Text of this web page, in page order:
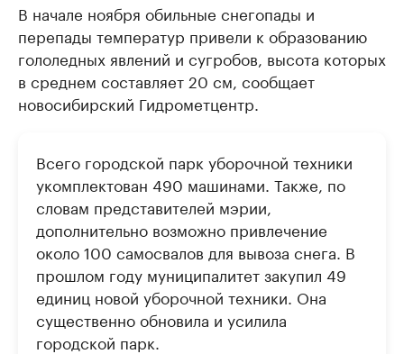
В начале ноября обильные снегопады и
перепады температур привели к образованию
гололедных явлений и сугробов, высота которых
в среднем составляет 20 см, сообщает
новосибирский Гидрометцентр.
Всего городской парк уборочной техники
укомплектован 490 машинами. Также, по
словам представителей мэрии,
дополнительно возможно привлечение
около 100 самосвалов для вывоза снега. В
прошлом году муниципалитет закупил 49
единиц новой уборочной техники. Она
существенно обновила и усилила
городской парк.